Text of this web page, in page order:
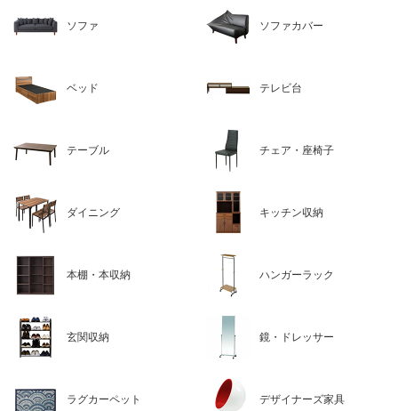
ソファ ソファカバー
ベッド テレビ台
テーブル チェア・座椅子
ダイニング キッチン収納
本棚・本収納 ハンガーラック
玄関収納 鏡・ドレッサー
ラグカーペット デザイナーズ家具